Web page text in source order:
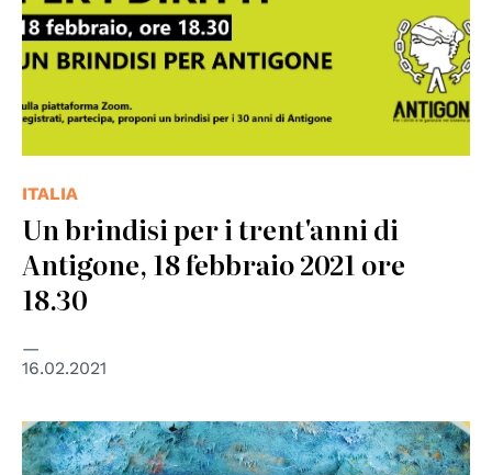
ITALIA
Un brindisi per i trent'anni di
Antigone, 18 febbraio 2021 ore
18.30
16.02.2021